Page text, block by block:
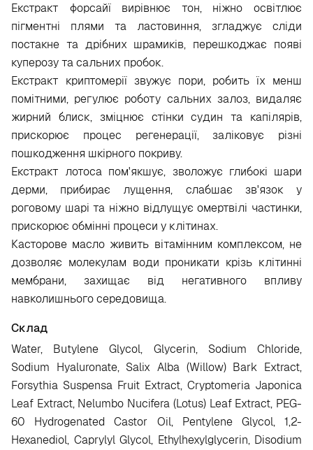
Екстракт форсайї вирівнює тон, ніжно освітлює
пігментні плями та ластовиння, згладжує сліди
постакне та дрібних шрамиків, перешкоджає появі
куперозу та сальних пробок.
Екстракт криптомерії звужує пори, робить їх менш
помітними, регулює роботу сальних залоз, видаляє
жирний блиск, зміцнює стінки судин та капілярів,
прискорює процес регенерації, заліковує різні
пошкодження шкірного покриву.
Екстракт лотоса пом'якшує, зволожує глибокі шари
дерми, прибирає лущення, слабшає зв'язок у
роговому шарі та ніжно відлущує омертвілі частинки,
прискорює обмінні процеси у клітинах.
Касторове масло живить вітамінним комплексом, не
дозволяє молекулам води проникати крізь клітинні
мембрани, захищає від негативного впливу
навколишнього середовища.
Склад
Water, Butylene Glycol, Glycerin, Sodium Chloride,
Sodium Hyaluronate, Salix Alba (Willow) Bark Extract,
Forsythia Suspensa Fruit Extract, Cryptomeria Japonica
Leaf Extract, Nelumbo Nucifera (Lotus) Leaf Extract, PEG-
60 Hydrogenated Castor Oil, Pentylene Glycol, 1,2-
Hexanediol, Caprylyl Glycol, Ethylhexylglycerin, Disodium